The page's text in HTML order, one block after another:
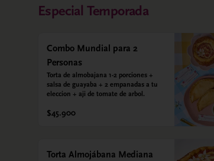
Especial Temporada
Combo Mundial para 2
Personas
Torta de almobajana 1-2 porciones +
salsa de guayaba + 2 empanadas a tu
eleccion + aji de tomate de arbol.
$45.900
Torta Almojábana Mediana